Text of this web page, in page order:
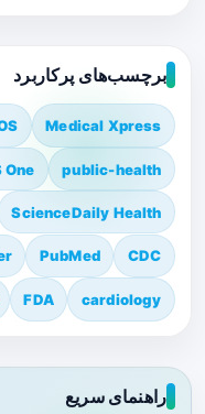
برچسب‌های پرکاربرد
Medical Xpress
public-health
One
ScienceDaily Health
CDC
PubMed
cardiology
FDA
راهنمای سریع